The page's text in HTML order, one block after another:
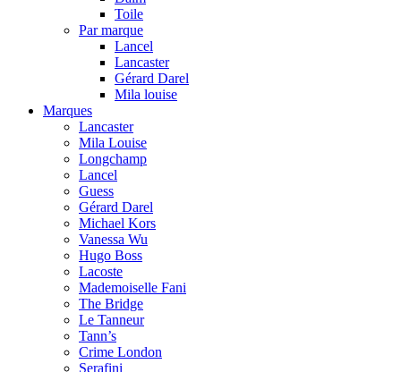
Toile
Par marque
Lancel
Lancaster
Gérard Darel
Mila louise
Marques
Lancaster
Mila Louise
Longchamp
Lancel
Guess
Gérard Darel
Michael Kors
Vanessa Wu
Hugo Boss
Lacoste
Mademoiselle Fani
The Bridge
Le Tanneur
Tann’s
Crime London
Serafini